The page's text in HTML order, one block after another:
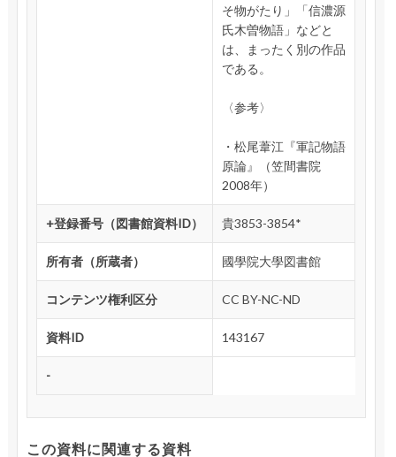
そ物がたり」「信濃源
氏木曽物語」などと
は、まったく別の作品
である。
〈参考〉
・松尾葦江『軍記物語
原論』（笠間書院
2008年）
+登録番号（図書館資料ID） 貴3853-3854*
所有者（所蔵者） 國學院大學図書館
コンテンツ権利区分 CC BY-NC-ND
資料ID 143167
-
この資料に関連する資料